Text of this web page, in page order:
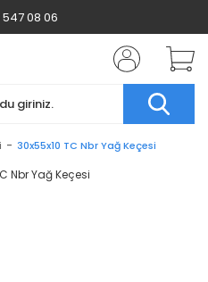
08 06
30x55x10 TC Nbr Yağ Keçesi